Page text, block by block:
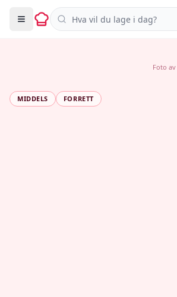
Søk i oppskrifter
MIDDELS FORRETT
Foto av